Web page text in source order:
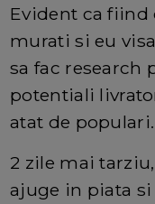
Evident ca fiind
murati si eu
sa fac research
potentiali
atat de populari.
2 zile mai
ajuge in piata